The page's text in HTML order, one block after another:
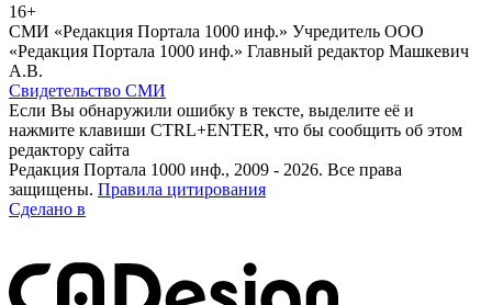
16+
СМИ «Редакция Портала 1000 инф.» Учредитель ООО
«Редакция Портала 1000 инф.» Главный редактор Машкевич
А.В.
Свидетельство СМИ
Если Вы обнаружили ошибку в тексте, выделите её и
нажмите клавиши CTRL+ENTER, что бы сообщить об этом
редактору сайта
Редакция Портала 1000 инф., 2009 - 2026. Все права
защищены. Правила цитирования
Сделано в